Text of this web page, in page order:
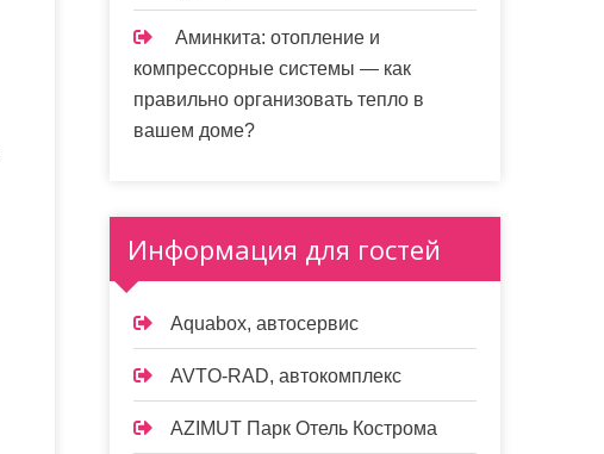
Аминкита: отопление и
компрессорные системы — как
правильно организовать тепло в
вашем доме?
Информация для гостей
Aquabox, автосервис
AVTO-RAD, автокомплекс
AZIMUT Парк Отель Кострома